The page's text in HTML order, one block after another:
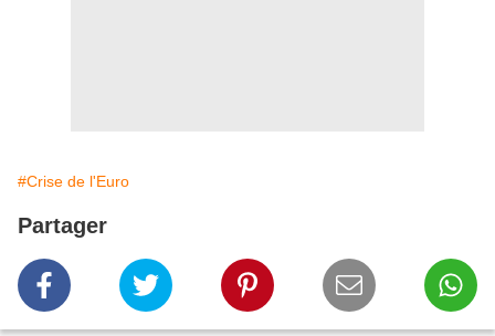
#Crise de l'Euro
Partager